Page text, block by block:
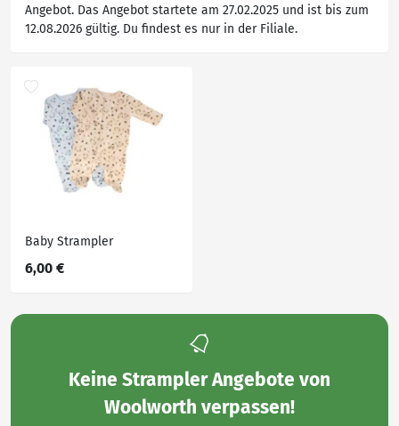
Angebot. Das Angebot startete am 27.02.2025 und ist bis zum
12.08.2026 gültig. Du findest es nur in der Filiale.
Baby Strampler
6,00 €
Keine Strampler Angebote von
Woolworth verpassen!